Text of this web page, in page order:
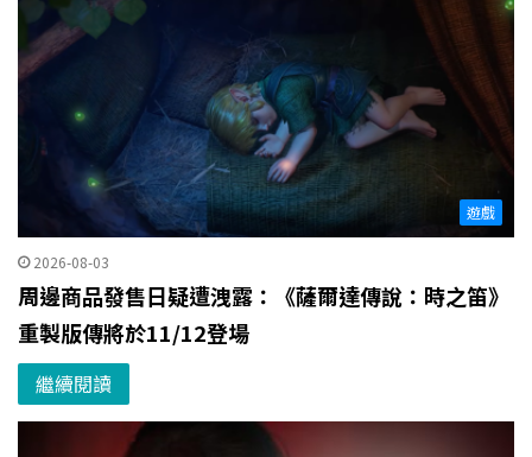
遊戲
2026-08-03
周邊商品發售日疑遭洩露：《薩爾達傳說：時之笛》
重製版傳將於11/12登場
繼續閱讀